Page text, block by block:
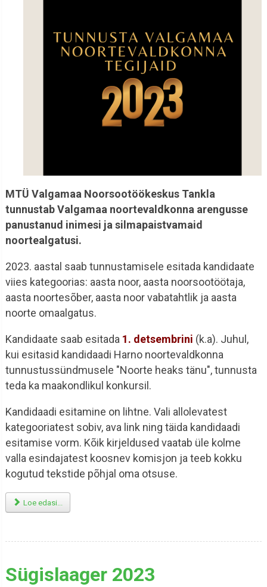
MTÜ Valgamaa Noorsootöökeskus Tankla
tunnustab Valgamaa noortevaldkonna arengusse
panustanud inimesi ja silmapaistvamaid
noortealgatusi.
2023. aastal saab tunnustamisele esitada kandidaate
viies kategoorias: aasta noor, aasta noorsootöötaja,
aasta noortesõber, aasta noor vabatahtlik ja aasta
noorte omaalgatus.
Kandidaate saab esitada 1. detsembrini (k.a). Juhul,
kui esitasid kandidaadi Harno noortevaldkonna
tunnustussündmusele "Noorte heaks tänu", tunnusta
teda ka maakondlikul konkursil.
Kandidaadi esitamine on lihtne. Vali allolevatest
kategooriatest sobiv, ava link ning täida kandidaadi
esitamise vorm. Kõik kirjeldused vaatab üle kolme
valla esindajatest koosnev komisjon ja teeb kokku
kogutud tekstide põhjal oma otsuse.
Loe edasi...
Sügislaager 2023